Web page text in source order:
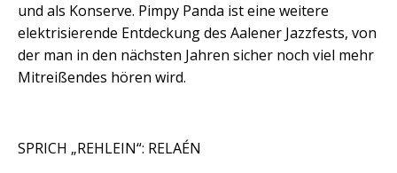
und als Konserve. Pimpy Panda ist eine weitere
elektrisierende Entdeckung des Aalener Jazzfests, von
der man in den nächsten Jahren sicher noch viel mehr
Mitreißendes hören wird.
SPRICH „REHLEIN“: RELAÉN